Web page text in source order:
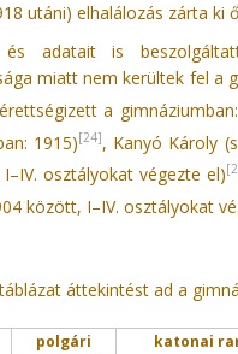
utáni) elhalálozás zárta ki
adatait is
miatt nem kerültek fel a
a
1915)[24], Kanyó Károly
osztályokat végezte el)
között, I–IV. osztályokat
áttekintést ad a
polgári
katonai